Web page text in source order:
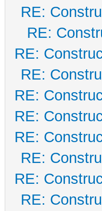
RE:
RE:
RE:
RE:
RE:
RE:
RE:
RE:
RE:
RE: